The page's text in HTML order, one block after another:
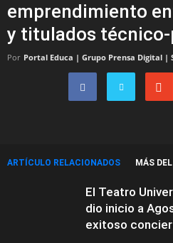
emprendimiento
y titulados
Por Portal Educa | Grupo Prensa Digital |
ARTÍCULO RELACIONADOS MÁS
El Teatro
dio inicio a
exitoso